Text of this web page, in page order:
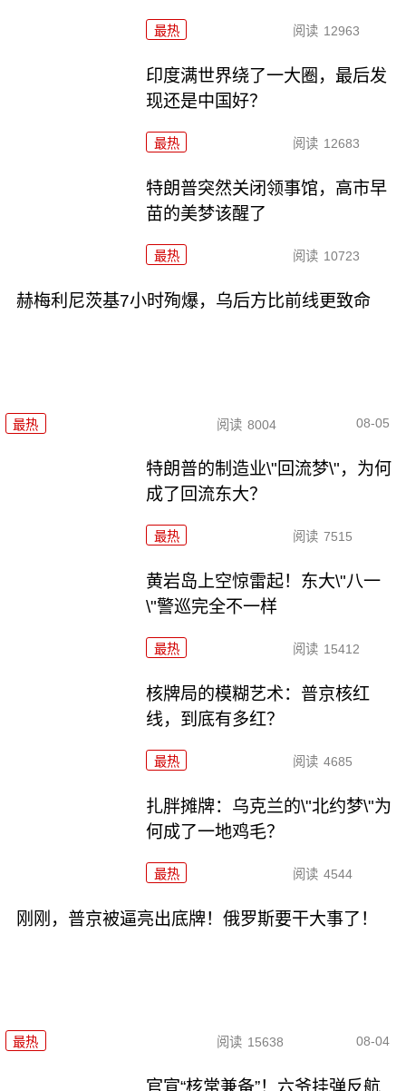
最热 阅读 12963
印度满世界绕了一大圈，最后发
现还是中国好？
最热 阅读 12683
特朗普突然关闭领事馆，高市早
苗的美梦该醒了
最热 阅读 10723
赫梅利尼茨基7小时殉爆，乌后方比前线更致命
最热 阅读 8004 08-05
特朗普的制造业\"回流梦\"，为何
成了回流东大？
最热 阅读 7515
黄岩岛上空惊雷起！东大\"八一
\"警巡完全不一样
最热 阅读 15412
核牌局的模糊艺术：普京核红
线，到底有多红？
最热 阅读 4685
扎胖摊牌：乌克兰的\"北约梦\"为
何成了一地鸡毛？
最热 阅读 4544
刚刚，普京被逼亮出底牌！俄罗斯要干大事了！
最热 阅读 15638 08-04
官宣“核常兼备”！六爷挂弹反航